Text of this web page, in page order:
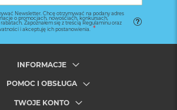
Newsletter. Chcę otrzymywać na podany adres
o promocjach, nowościach, konkursach,
Zapoznałem się z treścią Regulaminu oraz
i akceptuję ich postanowienia.
INFORMACJE
POMOC I OBSŁUGA
TWOJE KONTO